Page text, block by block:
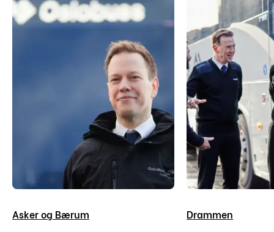
Asker og Bærum Drammen